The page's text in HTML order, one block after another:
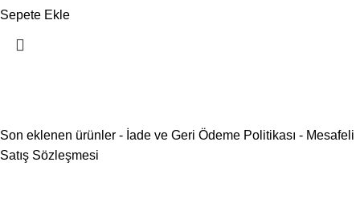
Sepete Ekle
Son eklenen ürünler - İade ve Geri Ödeme Politikası - Mesafeli
Satış Sözleşmesi